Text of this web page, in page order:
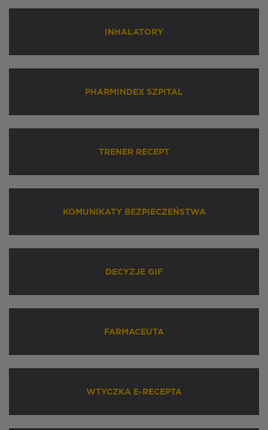
INHALATORY
PHARMINDEX SZPITAL
TRENER RECEPT
KOMUNIKATY BEZPIECZEŃSTWA
DECYZJE GIF
FARMACEUTA
WTYCZKA E-RECEPTA